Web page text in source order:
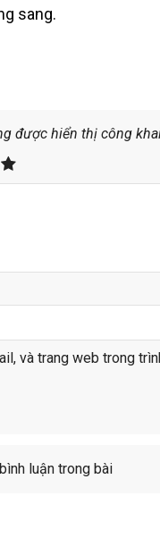
sang.
được hiển thị công
và trang web trong
luận trong bài